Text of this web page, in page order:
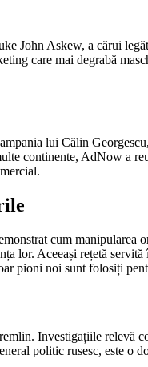
John Askew, a cărui
care mai degrabă
lui Călin
continente, AdNow a
cum
lor. Aceeași rețetă
pioni noi sunt folosiți
Investigațiile
politic rusesc, este o